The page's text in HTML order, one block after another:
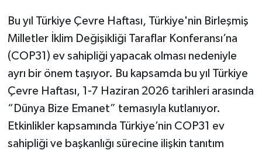
Bu yıl Türkiye Çevre Haftası, Türkiye'nin Birleşmiş
Milletler İklim Değişikliği Taraflar Konferansı’na
(COP31) ev sahipliği yapacak olması nedeniyle
ayrı bir önem taşıyor. Bu kapsamda bu yıl Türkiye
Çevre Haftası, 1-7 Haziran 2026 tarihleri arasında
“Dünya Bize Emanet” temasıyla kutlanıyor.
Etkinlikler kapsamında Türkiye’nin COP31 ev
sahipliği ve başkanlığı sürecine ilişkin tanıtım